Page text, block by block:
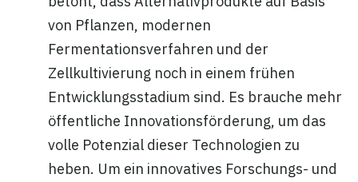
von Pflanzen, modernen
Fermentationsverfahren und der
Zellkultivierung noch in einem frühen
Entwicklungsstadium sind. Es brauche mehr
öffentliche Innovationsförderung, um das
volle Potenzial dieser Technologien zu
heben. Um ein innovatives Forschungs- und